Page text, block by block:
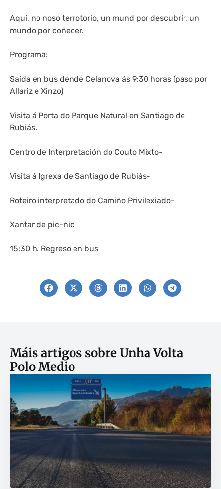
Aquí, no noso terrotorio, un mund por descubrir, un
mundo por coñecer.
Programa:
Saída en bus dende Celanova ás 9:30 horas (paso por
Allariz e Xinzo)
Visita á Porta do Parque Natural en Santiago de
Rubiás.
Centro de Interpretación do Couto Mixto-
Visita á Igrexa de Santiago de Rubiás-
Roteiro interpretado do Camiño Privilexiado-
Xantar de pic-nic
15:30 h. Regreso en bus
Máis artigos sobreUnha Volta
Polo Medio